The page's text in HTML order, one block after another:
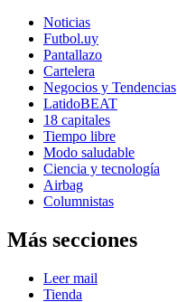
Noticias
Futbol.uy
Pantallazo
Cartelera
Negocios y Tendencias
LatidoBEAT
18 capitales
Tiempo libre
Modo saludable
Ciencia y tecnología
Airbag
Columnistas
Más secciones
Leer mail
Tienda